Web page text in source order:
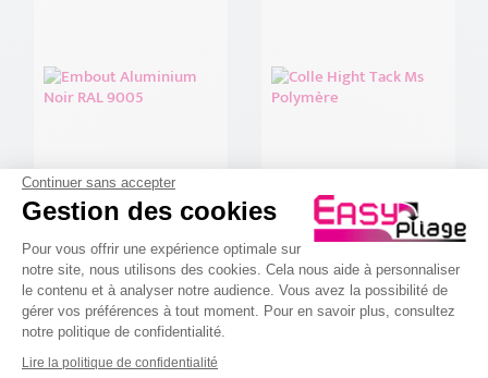
Embout de Couvertine
Aluminium Noir RAL 9005
8,00 €
Colle Polyuréthane Hybride
Polymère
12,00 €
Description
Continuer sans accepter
Gestion des cookies
Plateforme de Gestion du
Pour vous offrir une expérience optimale sur
notre site, nous utilisons des cookies. Cela nous aide à personnaliser
le contenu et à analyser notre audience. Vous avez la possibilité de
gérer vos préférences à tout moment. Pour en savoir plus, consultez
notre politique de confidentialité.
Lire la politique de confidentialitéAxeptio consent